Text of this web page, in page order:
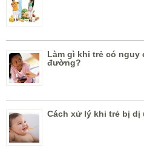
Làm gì khi trẻ có nguy
đường?
Cách xử lý khi trẻ bị dị